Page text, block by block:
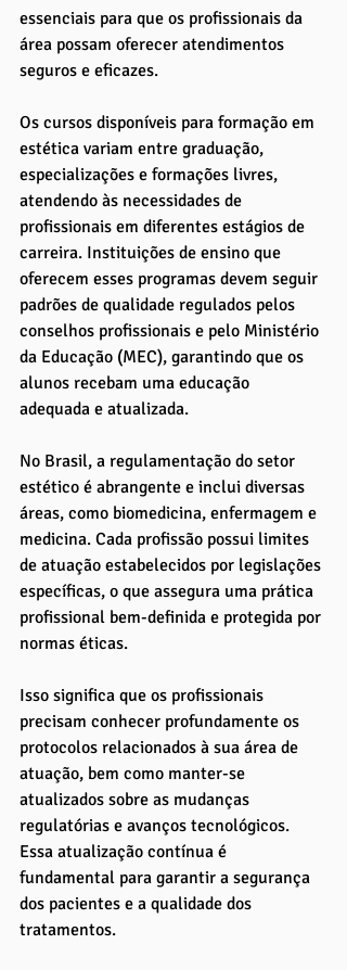
essenciais para que os profissionais da
área possam oferecer atendimentos
seguros e eficazes.
Os cursos disponíveis para formação em
estética variam entre graduação,
especializações e formações livres,
atendendo às necessidades de
profissionais em diferentes estágios de
carreira. Instituições de ensino que
oferecem esses programas devem seguir
padrões de qualidade regulados pelos
conselhos profissionais e pelo Ministério
da Educação (MEC), garantindo que os
alunos recebam uma educação
adequada e atualizada.
No Brasil, a regulamentação do setor
estético é abrangente e inclui diversas
áreas, como biomedicina, enfermagem e
medicina. Cada profissão possui limites
de atuação estabelecidos por legislações
específicas, o que assegura uma prática
profissional bem-definida e protegida por
normas éticas.
Isso significa que os profissionais
precisam conhecer profundamente os
protocolos relacionados à sua área de
atuação, bem como manter-se
atualizados sobre as mudanças
regulatórias e avanços tecnológicos.
Essa atualização contínua é
fundamental para garantir a segurança
dos pacientes e a qualidade dos
tratamentos.